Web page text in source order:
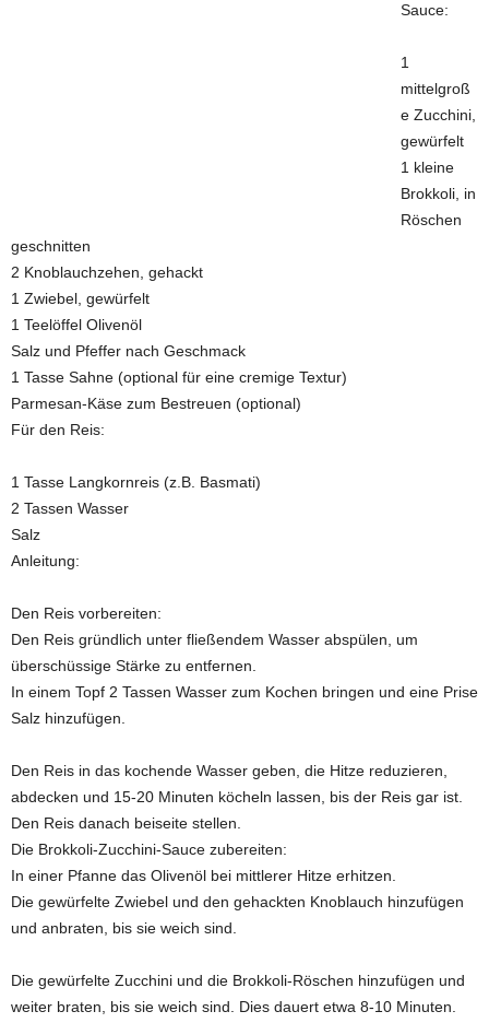
Sauce:
1
mittelgroß
e Zucchini,
gewürfelt
1 kleine
Brokkoli, in
Röschen
geschnitten
2 Knoblauchzehen, gehackt
1 Zwiebel, gewürfelt
1 Teelöffel Olivenöl
Salz und Pfeffer nach Geschmack
1 Tasse Sahne (optional für eine cremige Textur)
Parmesan-Käse zum Bestreuen (optional)
Für den Reis:
1 Tasse Langkornreis (z.B. Basmati)
2 Tassen Wasser
Salz
Anleitung:
Den Reis vorbereiten:
Den Reis gründlich unter fließendem Wasser abspülen, um
überschüssige Stärke zu entfernen.
In einem Topf 2 Tassen Wasser zum Kochen bringen und eine Prise
Salz hinzufügen.
Den Reis in das kochende Wasser geben, die Hitze reduzieren,
abdecken und 15-20 Minuten köcheln lassen, bis der Reis gar ist.
Den Reis danach beiseite stellen.
Die Brokkoli-Zucchini-Sauce zubereiten:
In einer Pfanne das Olivenöl bei mittlerer Hitze erhitzen.
Die gewürfelte Zwiebel und den gehackten Knoblauch hinzufügen
und anbraten, bis sie weich sind.
Die gewürfelte Zucchini und die Brokkoli-Röschen hinzufügen und
weiter braten, bis sie weich sind. Dies dauert etwa 8-10 Minuten.